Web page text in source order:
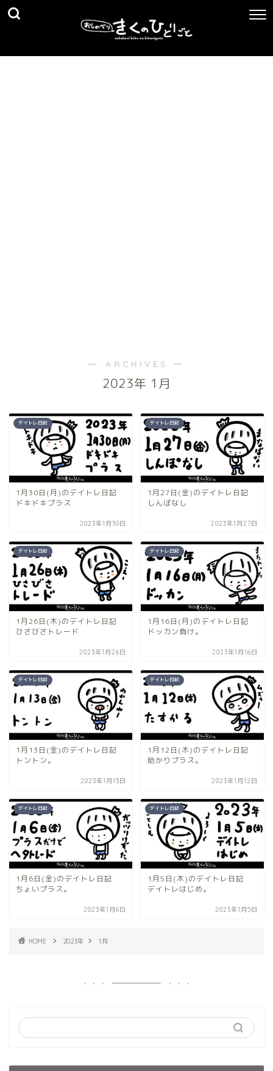
― ARCHIVES ―
2023年 1月
デイトレ日記
1月30日(月)のデイトレ日記
ドキドキプラス
2023年1月30日
デイトレ日記
1月27日(金)のデイトレ日記
しんぽなし
2023年1月27日
デイトレ日記
1月26日(木)のデイトレ日記
ひさびさトレード
2023年1月26日
デイトレ日記
1月16日(月)のデイトレ日記
ドッカン負け。
2023年1月16日
デイトレ日記
1月13日(金)のデイトレ日記
トントン。
2023年1月13日
デイトレ日記
1月12日(木)のデイトレ日記
助かりプラス。
2023年1月12日
デイトレ日記
1月6日(金)のデイトレ日記
ちょいプラス。
2023年1月6日
デイトレ日記
1月5日(木)のデイトレ日記
デイトレはじめ。
2023年1月5日
HOME 2023年 1月